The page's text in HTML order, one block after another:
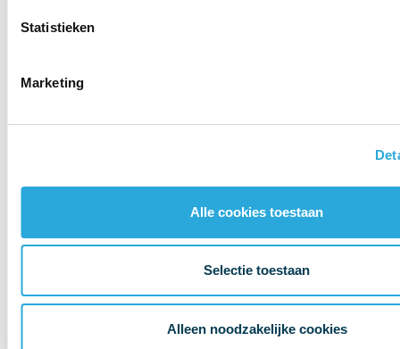
Statistieken
Marketing
Alle cookies toestaan
Selectie toestaan
Alleen noodzakelijke cookies
van een rugleuning. Door het ontbreken van een rugleuning wordt
zitten!